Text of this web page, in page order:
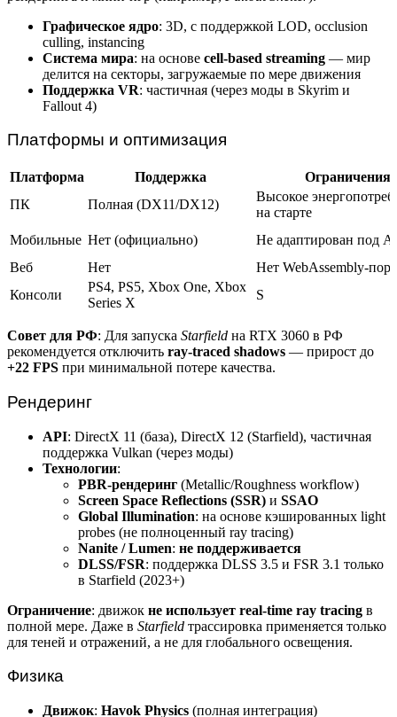
Графическое ядро: 3D, с поддержкой LOD, occlusion
culling, instancing
Система мира: на основе cell-based streaming — мир
делится на секторы, загружаемые по мере движения
Поддержка VR: частичная (через моды в Skyrim и
Fallout 4)
Платформы и оптимизация
Платформа Поддержка
Ограничения
ПК
Полная (DX11/DX12)
Высокое
на старте
Мобильные Нет (официально)
Не адаптирован под
Веб
Нет
Нет WebAssembly-
Консоли
PS4, PS5, Xbox One, Xbox
Series X
S
Совет для РФ: Для запуска Starfield на RTX 3060 в РФ
рекомендуется отключить ray-traced shadows — прирост до
+22 FPS при минимальной потере качества.
Рендеринг
API: DirectX 11 (база), DirectX 12 (Starfield), частичная
поддержка Vulkan (через моды)
Технологии:
PBR-рендеринг (Metallic/Roughness workflow)
Screen Space Reflections (SSR) и SSAO
Global Illumination: на основе кэшированных light
probes (не полноценный ray tracing)
Nanite / Lumen: не поддерживается
DLSS/FSR: поддержка DLSS 3.5 и FSR 3.1 только
в Starfield (2023+)
Ограничение: движок не использует real-time ray tracing в
полной мере. Даже в Starfield трассировка применяется только
для теней и отражений, а не для глобального освещения.
Физика
Движок: Havok Physics (полная интеграция)